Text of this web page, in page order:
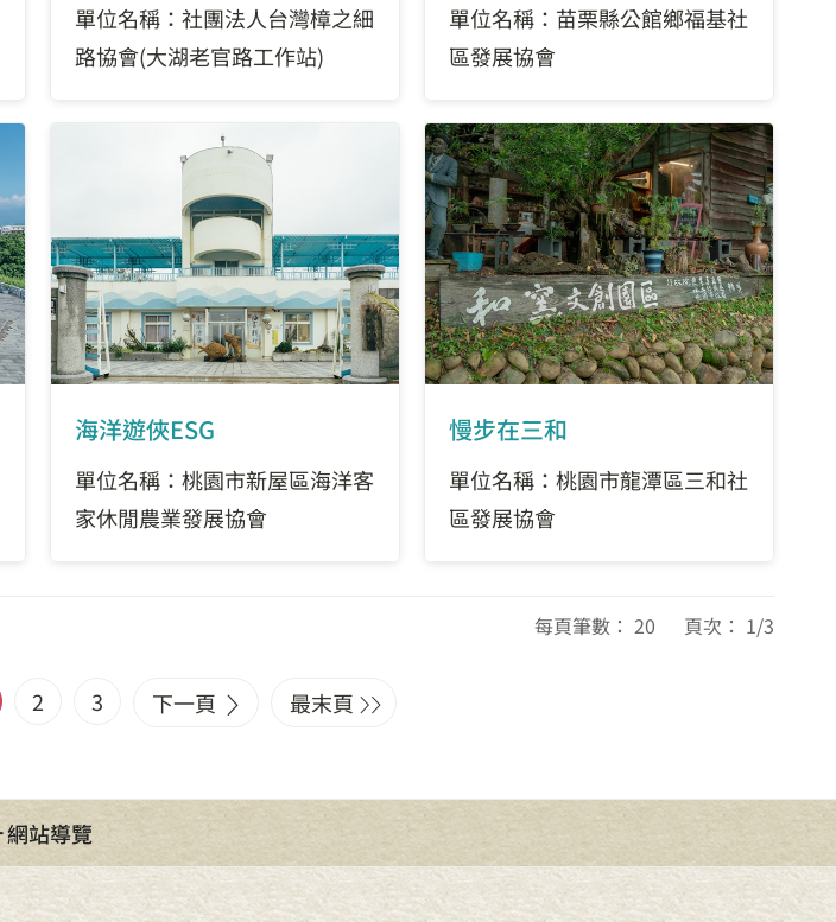
單位名稱：社團法人台灣樟之細
路協會(大湖老官路工作站)
單位名稱：苗栗縣公館鄉福基社
區發展協會
海洋遊俠ESG
單位名稱：桃園市新屋區海洋客
家休閒農業發展協會
慢步在三和
單位名稱：桃園市龍潭區三和社
區發展協會
每頁筆數： 20 頁次： 1/3
2 3 下一頁 最末頁
網站導覽